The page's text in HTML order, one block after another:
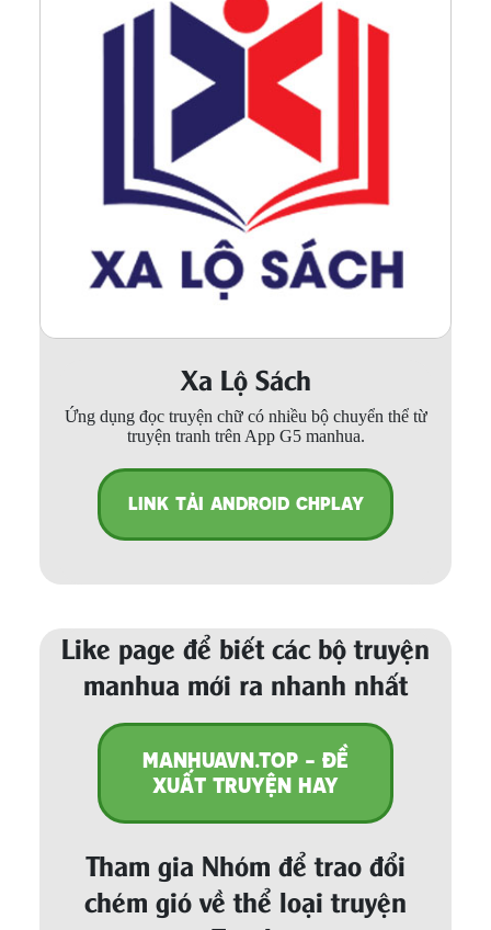
Xa Lộ Sách
Ứng dụng đọc truyện chữ có nhiều bộ chuyển thể từ
truyện tranh trên App G5 manhua.
LINK TẢI ANDROID CHPLAY
Like page để biết các bộ truyện
manhua mới ra nhanh nhất
MANHUAVN.TOP - ĐỀ
XUẤT TRUYỆN HAY
Tham gia Nhóm để trao đổi
chém gió về thể loại truyện